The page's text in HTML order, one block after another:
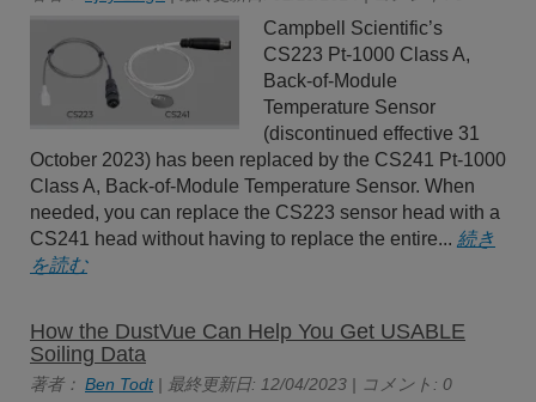
Campbell Scientific’s
CS223 Pt-1000 Class A,
Back-of-Module
Temperature Sensor
(discontinued effective 31
October 2023) has been replaced by the CS241 Pt-1000
Class A, Back-of-Module Temperature Sensor. When
needed, you can replace the CS223 sensor head with a
CS241 head without having to replace the entire... 続き
を読む
How the DustVue Can Help You Get USABLE
Soiling Data
著者： Ben Todt| 最終更新日: 12/04/2023 | コメント: 0